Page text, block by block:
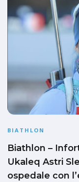
BIATHLON
Biathlon –
Ukaleq Astri
ospedale con